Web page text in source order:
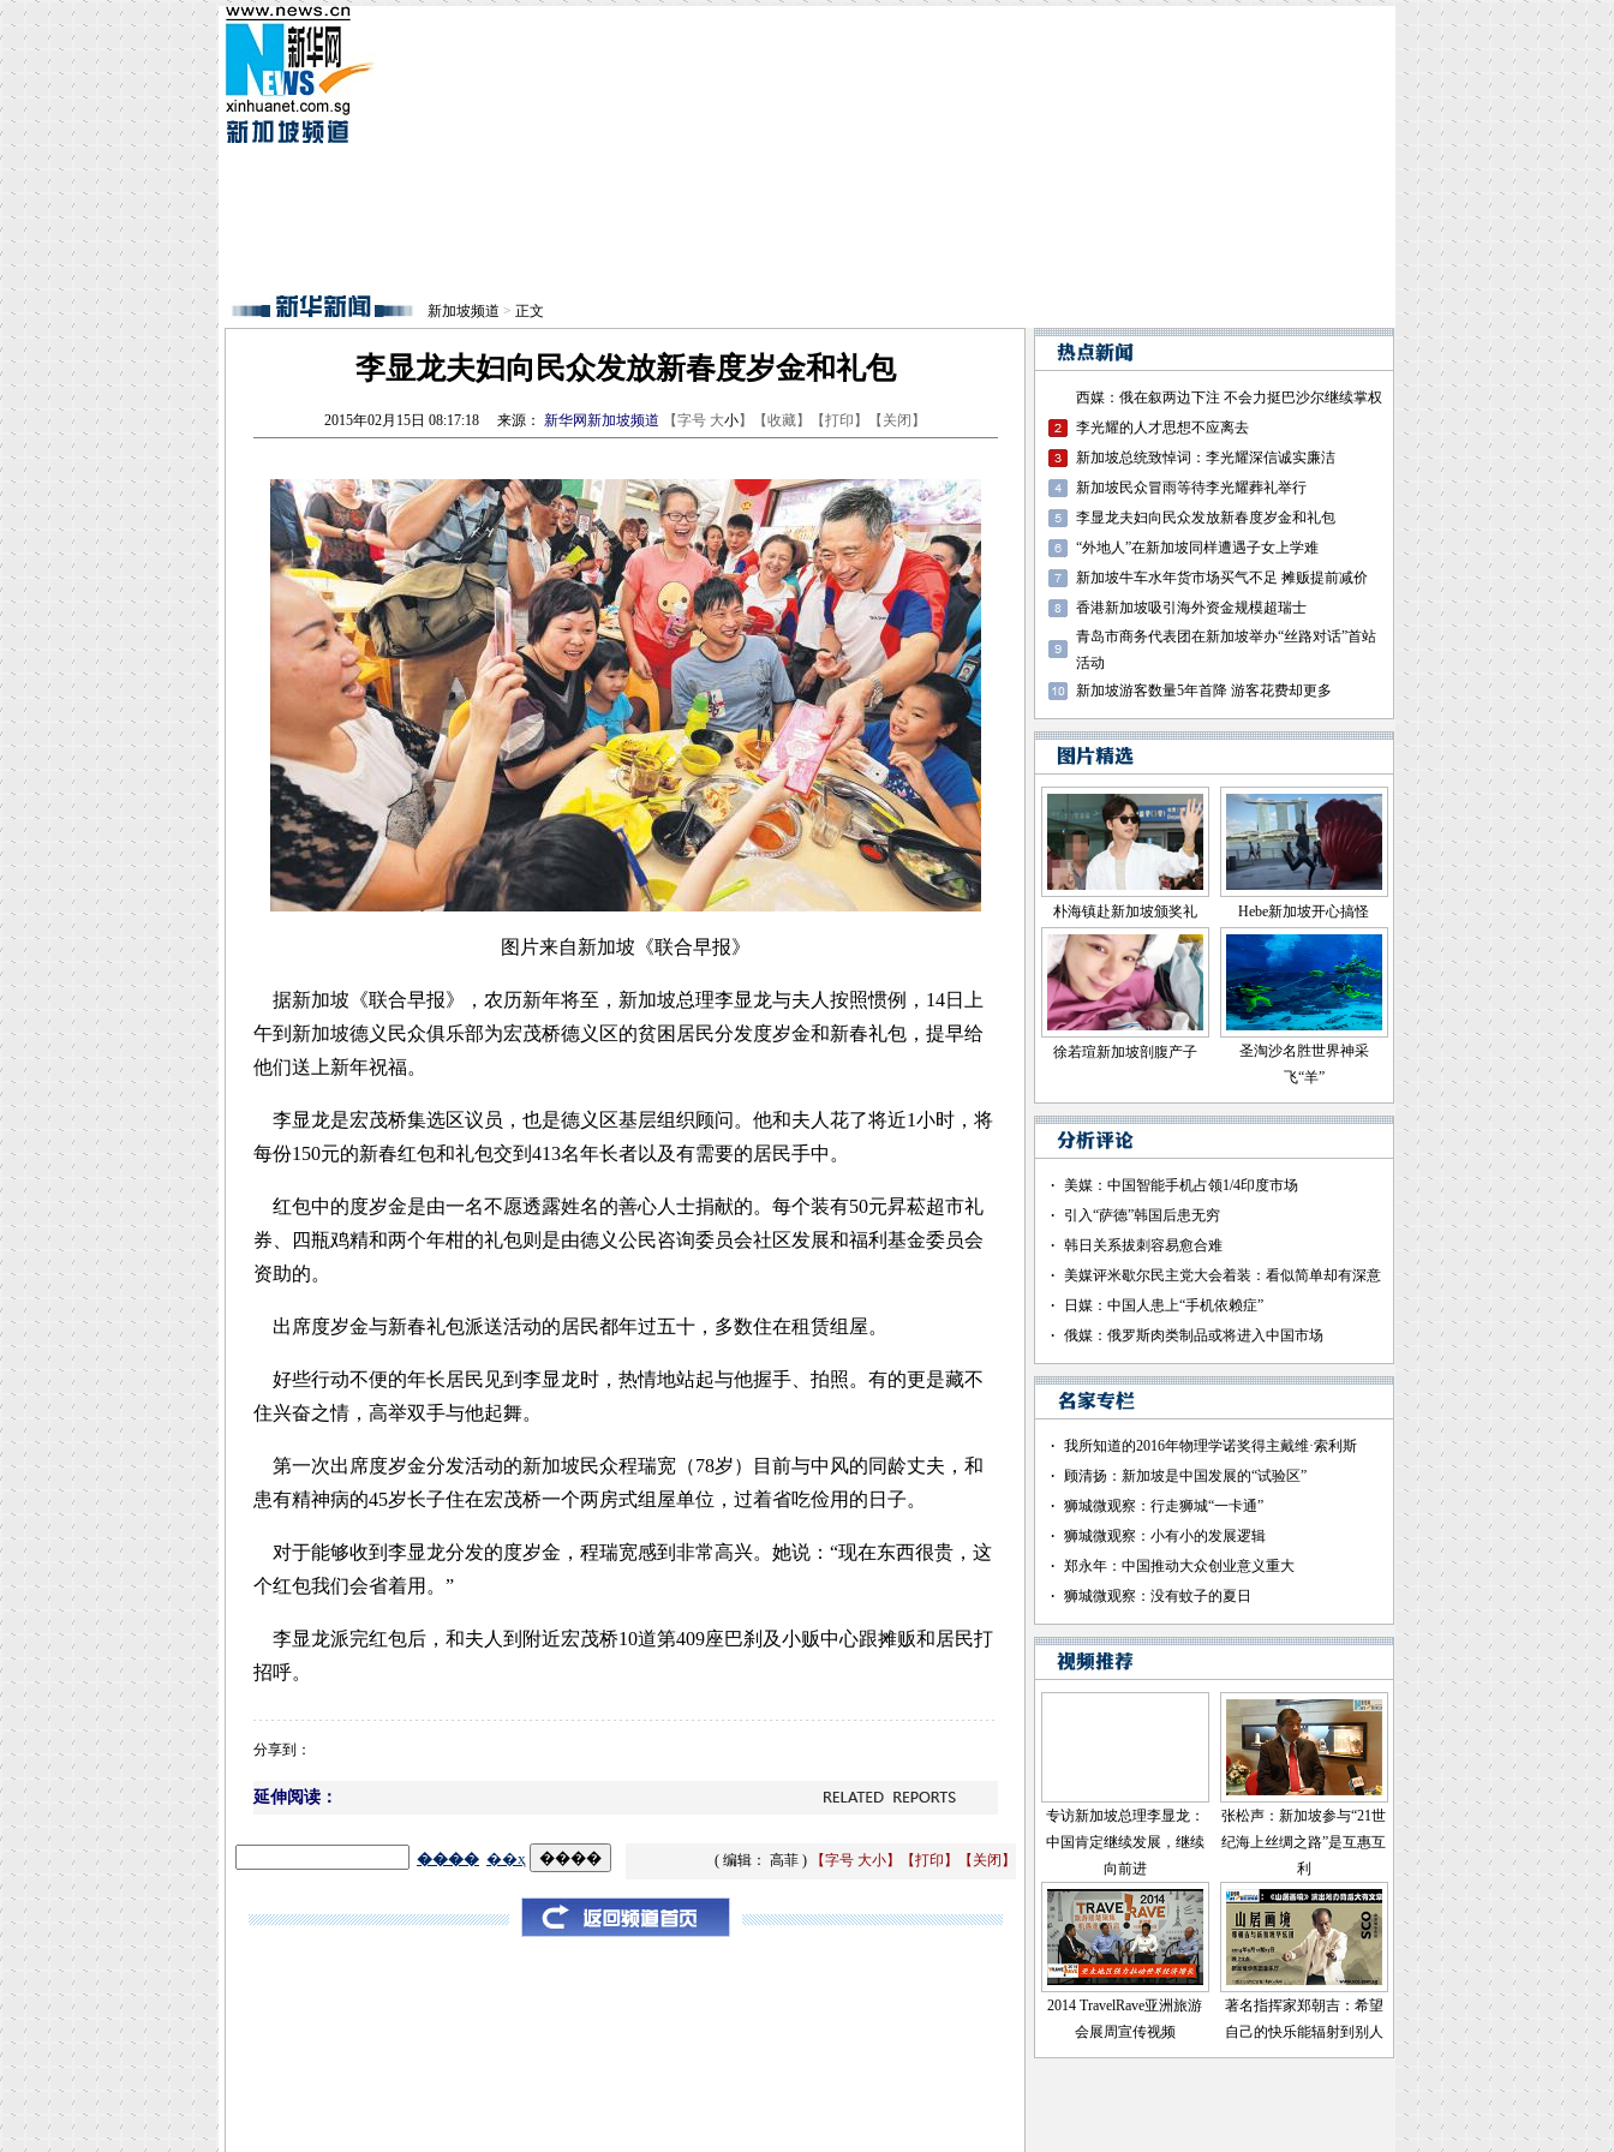
新加坡频道 > 正文
李显龙夫妇向民众发放新春度岁金和礼包
2015年02月15日 08:17:18 来源： 新华网新加坡频道 【字号 大小】【收藏】【打印 】【 关闭 】
图片来自新加坡《联合早报》
据新加坡《联合早报》，农历新年将至，新加坡总理李显龙与夫人按照惯例，14日上
午到新加坡德义民众俱乐部为宏茂桥德义区的贫困居民分发度岁金和新春礼包，提早给
他们送上新年祝福。
李显龙是宏茂桥集选区议员，也是德义区基层组织顾问。他和夫人花了将近1小时，将
每份150元的新春红包和礼包交到413名年长者以及有需要的居民手中。
红包中的度岁金是由一名不愿透露姓名的善心人士捐献的。每个装有50元昇菘超市礼
券、四瓶鸡精和两个年柑的礼包则是由德义公民咨询委员会社区发展和福利基金委员会
资助的。
出席度岁金与新春礼包派送活动的居民都年过五十，多数住在租赁组屋。
好些行动不便的年长居民见到李显龙时，热情地站起与他握手、拍照。有的更是藏不
住兴奋之情，高举双手与他起舞。
第一次出席度岁金分发活动的新加坡民众程瑞宽（78岁）目前与中风的同龄丈夫，和
患有精神病的45岁长子住在宏茂桥一个两房式组屋单位，过着省吃俭用的日子。
对于能够收到李显龙分发的度岁金，程瑞宽感到非常高兴。她说：“现在东西很贵，这
个红包我们会省着用。”
李显龙派完红包后，和夫人到附近宏茂桥10道第409座巴刹及小贩中心跟摊贩和居民打
招呼。
分享到：
延伸阅读：
( 编辑： 高菲 ) 【字号 大小】 【打印 】 【 关闭 】